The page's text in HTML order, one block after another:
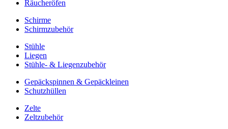
Räucheröfen
Schirme
Schirmzubehör
Stühle
Liegen
Stühle- & Liegenzubehör
Gepäckspinnen & Gepäckleinen
Schutzhüllen
Zelte
Zeltzubehör